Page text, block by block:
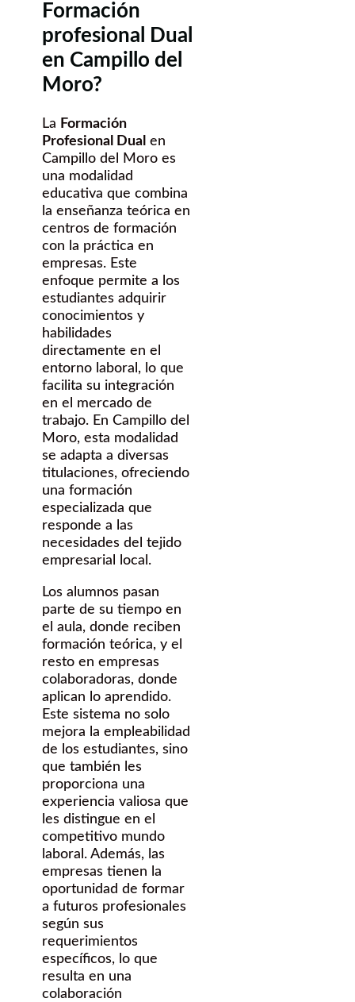
Formación
profesional Dual
en Campillo del
Moro?
La Formación
Profesional Dual en
Campillo del Moro es
una modalidad
educativa que combina
la enseñanza teórica en
centros de formación
con la práctica en
empresas. Este
enfoque permite a los
estudiantes adquirir
conocimientos y
habilidades
directamente en el
entorno laboral, lo que
facilita su integración
en el mercado de
trabajo. En Campillo del
Moro, esta modalidad
se adapta a diversas
titulaciones, ofreciendo
una formación
especializada que
responde a las
necesidades del tejido
empresarial local.
Los alumnos pasan
parte de su tiempo en
el aula, donde reciben
formación teórica, y el
resto en empresas
colaboradoras, donde
aplican lo aprendido.
Este sistema no solo
mejora la empleabilidad
de los estudiantes, sino
que también les
proporciona una
experiencia valiosa que
les distingue en el
competitivo mundo
laboral. Además, las
empresas tienen la
oportunidad de formar
a futuros profesionales
según sus
requerimientos
específicos, lo que
resulta en una
colaboración